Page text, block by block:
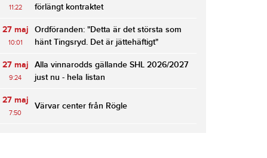
11:22
förlängt kontraktet
27 maj
10:01
Ordföranden: "Detta är det största som
hänt Tingsryd. Det är jättehäftigt"
27 maj
9:24
Alla vinnarodds gällande SHL 2026/2027
just nu - hela listan
27 maj
7:50
Värvar center från Rögle